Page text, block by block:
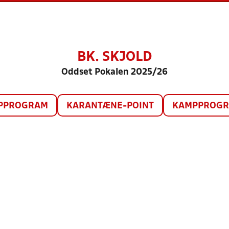
BK. SKJOLD
Oddset Pokalen 2025/26
KARANTÆNE-POINT